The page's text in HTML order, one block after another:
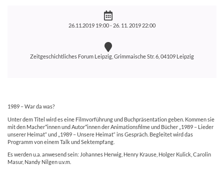
26.11.2019 19:00 - 26. 11. 2019 22:00
Zeitgeschichtliches Forum Leipzig, Grimmaische Str. 6, 04109 Leipzig
1989 – War da was?
Unter dem Titel wird es eine Filmvorführung und Buchpräsentation geben. Kommen sie
mit den Macher*innen und Autor*innen der Animationsfilme und Bücher „1989 – Lieder
unserer Heimat“ und „1989 – Unsere Heimat“ ins Gespräch. Begleitet wird das
Programm von einem Talk und Sektempfang.
Es werden u.a. anwesend sein: Johannes Herwig, Henry Krause, Holger Kulick, Carolin
Masur, Nandy Nilgen u.v.m.